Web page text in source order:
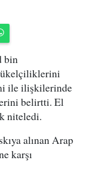
bin
ile ilişkilerinde
belirtti. El
niteledi.
alınan Arap
karşı